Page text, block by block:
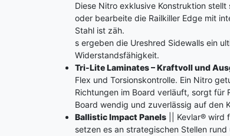
Diese Nitro exklusive Konstruktion
oder bearbeite die Railkiller Edge mit
Stahl ist zäh.
s ergeben die Ureshred Sidewalls ein
Widerstandsfähigkeit.
Tri-Lite Laminates – Kraftvoll und
Flex und Torsionskontrolle. Ein Nitro
Richtungen im Board verläuft, sorgt
Board wendig und zuverlässig auf den
Ballistic Impact Panels || Kevlar® wird
setzen es an strategischen Stellen